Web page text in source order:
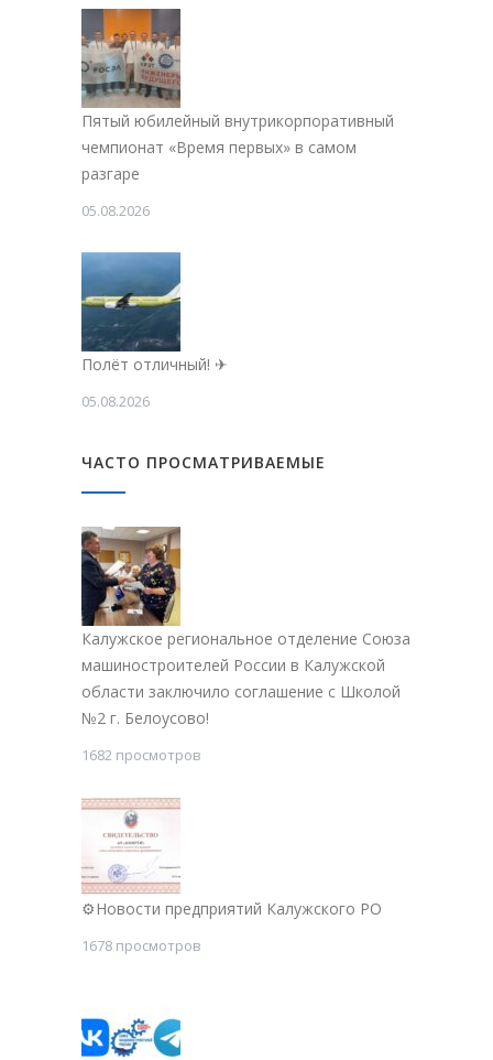
Пятый юбилейный внутрикорпоративный
чемпионат «Время первых» в самом
разгаре
05.08.2026
Полёт отличный! ✈
05.08.2026
ЧАСТО ПРОСМАТРИВАЕМЫЕ
Калужское региональное отделение Союза
машиностроителей России в Калужской
области заключило соглашение с Школой
№2 г. Белоусово!
1682 просмотров
⚙Новости предприятий Калужского РО
1678 просмотров